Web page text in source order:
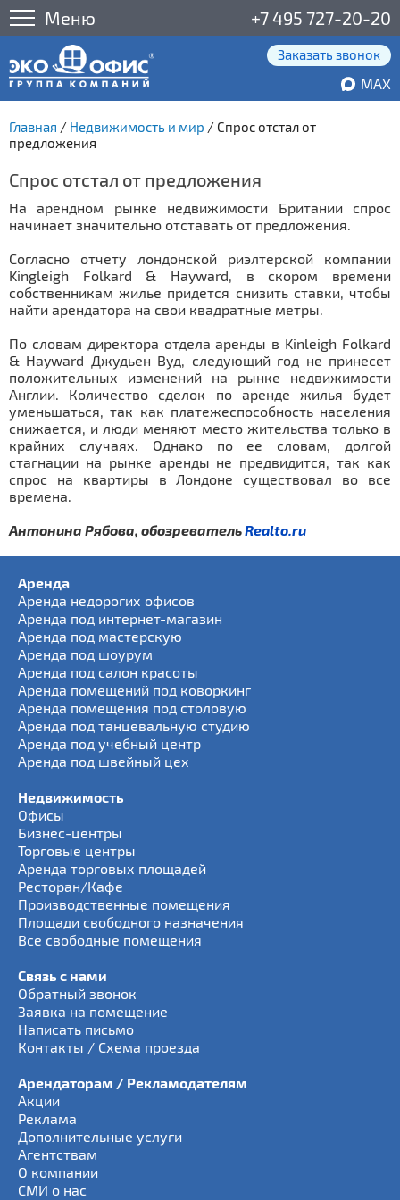
Меню +7 495 727-20-20
Заказать звонок
MAX
Главная / Недвижимость и мир / Спрос отстал от
предложения
Спрос отстал от предложения
На арендном рынке недвижимости Британии спрос
начинает значительно отставать от предложения.
Согласно отчету лондонской риэлтерской компании
Kingleigh Folkard & Hayward, в скором времени
собственникам жилье придется снизить ставки, чтобы
найти арендатора на свои квадратные метры.
По словам директора отдела аренды в Kinleigh Folkard
& Hayward Джудьен Вуд, следующий год не принесет
положительных изменений на рынке недвижимости
Англии. Количество сделок по аренде жилья будет
уменьшаться, так как платежеспособность населения
снижается, и люди меняют место жительства только в
крайних случаях. Однако по ее словам, долгой
стагнации на рынке аренды не предвидится, так как
спрос на квартиры в Лондоне существовал во все
времена.
Антонина Рябова, обозревательRealto.ru
Аренда
Аренда недорогих офисов
Аренда под интернет-магазин
Аренда под мастерскую
Аренда под шоурум
Аренда под салон красоты
Аренда помещений под коворкинг
Аренда помещения под столовую
Аренда под танцевальную студию
Аренда под учебный центр
Аренда под швейный цех
Недвижимость
Офисы
Бизнес-центры
Торговые центры
Аренда торговых площадей
Ресторан/Кафе
Производственные помещения
Площади свободного назначения
Все свободные помещения
Связь с нами
Обратный звонок
Заявка на помещение
Написать письмо
Контакты / Схема проезда
Арендаторам / Рекламодателям
Акции
Реклама
Дополнительные услуги
Агентствам
О компании
СМИ о нас